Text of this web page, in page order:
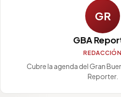
GR
GBA
REDACCIÓN
Cubre la agenda del Gran
Reporter.